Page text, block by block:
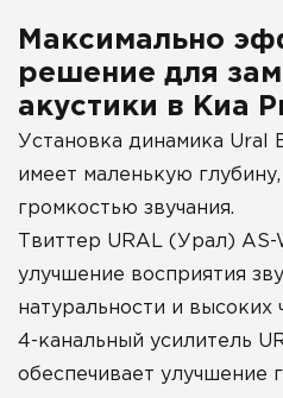
Максимально
решение для
акустики в Киа
Установка динамика Ural
имеет маленькую
громкостью звучания.
Твиттер URAL (Урал) AS-
улучшение восприятия
натуральности и высоких
4-канальный усилитель
обеспечивает улучшение